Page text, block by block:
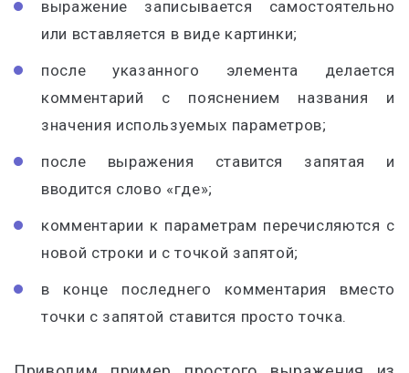
выражение записывается самостоятельно
или вставляется в виде картинки;
после указанного элемента делается
комментарий с пояснением названия и
значения используемых параметров;
после выражения ставится запятая и
вводится слово «где»;
комментарии к параметрам перечисляются с
новой строки и с точкой запятой;
в конце последнего комментария вместо
точки с запятой ставится просто точка.